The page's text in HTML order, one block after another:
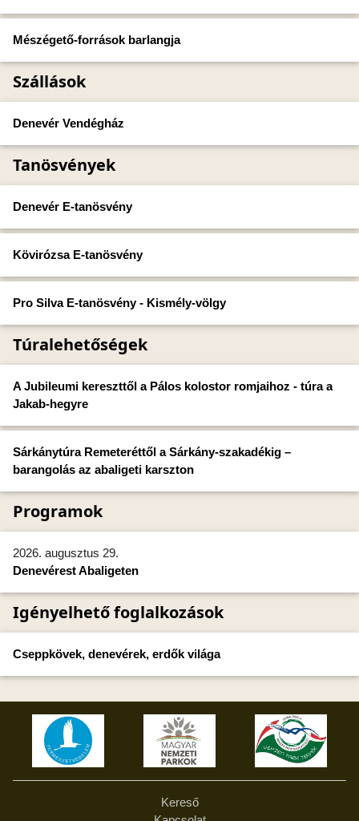
Mészégető-források barlangja
Szállások
Denevér Vendégház
Tanösvények
Denevér E-tanösvény
Kövirózsa E-tanösvény
Pro Silva E-tanösvény - Kismély-völgy
Túralehetőségek
A Jubileumi kereszttől a Pálos kolostor romjaihoz - túra a
Jakab-hegyre
Sárkánytúra Remeteréttől a Sárkány-szakadékig –
barangolás az abaligeti karszton
Programok
2026. augusztus 29.
Denevérest Abaligeten
Igényelhető foglalkozások
Cseppkövek, denevérek, erdők világa
Kereső